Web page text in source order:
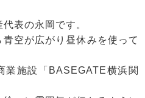
表の永岡です。
空が広がり昼休みを使って
業施設「BASEGATE横浜関